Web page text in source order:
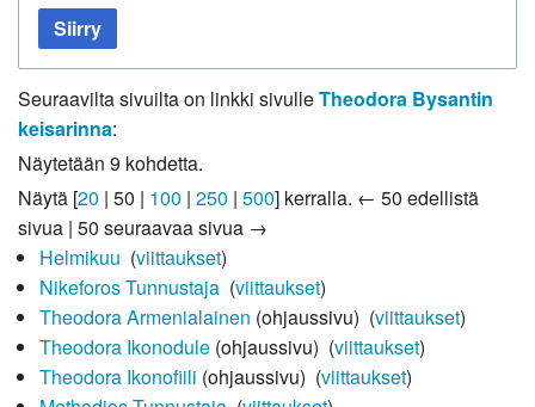
Siirry
Seuraavilta sivuilta on linkki sivulleTheodora Bysantin
keisarinna:
Näytetään 9 kohdetta.
Näytä [20 | 50 | 100 | 250 | 500] kerralla. ← 50 edellistä
sivua | 50 seuraavaa sivua →
Helmikuu (viittaukset)
Nikeforos Tunnustaja‎ (viittaukset)
Theodora Armenialainen (ohjaussivu) ‎ (viittaukset)
Theodora Ikonodule(ohjaussivu) ‎ (viittaukset)
Theodora Ikonofiili (ohjaussivu) ‎ (viittaukset)